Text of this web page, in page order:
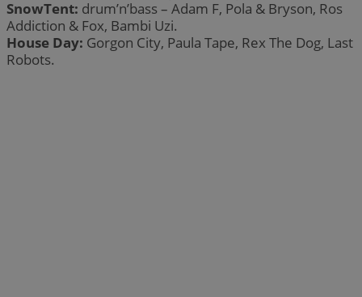
SnowTent: drum’n’bass – Adam F, Pola & Bryson, Ros
Addiction & Fox, Bambi Uzi.
House Day: Gorgon City, Paula Tape, Rex The Dog, Last
Robots.